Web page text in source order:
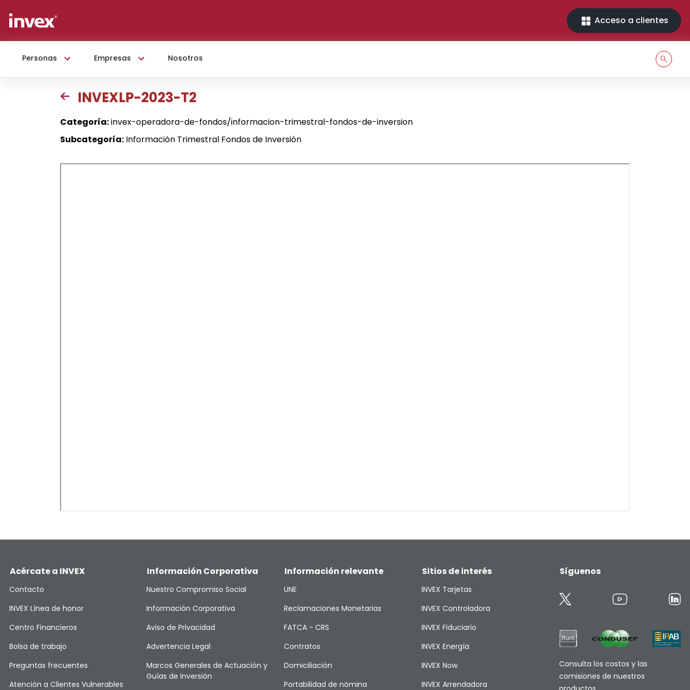
Acceso a clientes
Personas Empresas Nosotros
INVEXLP-2023-T2
Categoría:invex-operadora-de-fondos/informacion-trimestral-fondos-de-inversion
Subcategoría: Información Trimestral Fondos de Inversión
Acércate a INVEX
Contacto
INVEX Línea de honor
Centro Financieros
Bolsa de trabajo
Preguntas frecuentes
Atención a Clientes Vulnerables
Información Corporativa
Nuestro Compromiso Social
Información Corporativa
Aviso de Privacidad
Advertencia Legal
Marcos Generales de Actuación y
Guías de Inversión
Información relevante
UNE
Reclamaciones Monetarias
FATCA - CRS
Contratos
Domiciliación
Portabilidad de nómina
Sitios de interés
INVEX Tarjetas
INVEX Controladora
INVEX Fiduciario
INVEX Energía
INVEX Now
INVEX Arrendadora
Síguenos
Consulta los costos y las
comisiones de nuestros